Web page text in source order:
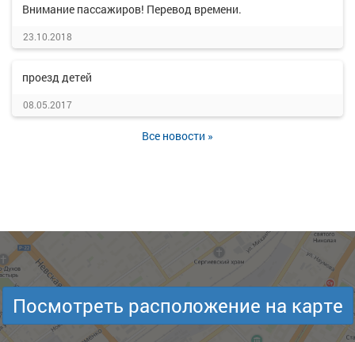
Внимание пассажиров! Перевод времени.
23.10.2018
проезд детей
08.05.2017
Все новости »
Посмотреть расположение на карте